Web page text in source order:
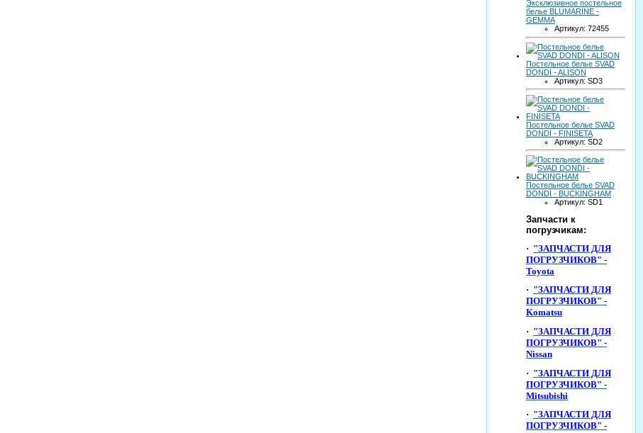
Эксклюзивное постельное
белье BLUMARINE -
GEMMA
Артикул: 72455
Постельное белье SVAD
DONDI - ALISON
Артикул: SD3
Постельное белье SVAD
DONDI - FINISETA
Артикул: SD2
Постельное белье SVAD
DONDI - BUCKINGHAM
Артикул: SD1
Запчасти к
погрузчикам:
· "ЗАПЧАСТИ ДЛЯ
ПОГРУЗЧИКОВ" -
Toyota
· "ЗАПЧАСТИ ДЛЯ
ПОГРУЗЧИКОВ" -
Komatsu
· "ЗАПЧАСТИ ДЛЯ
ПОГРУЗЧИКОВ" -
Nissan
· "ЗАПЧАСТИ ДЛЯ
ПОГРУЗЧИКОВ" -
Mitsubishi
· "ЗАПЧАСТИ ДЛЯ
ПОГРУЗЧИКОВ" -